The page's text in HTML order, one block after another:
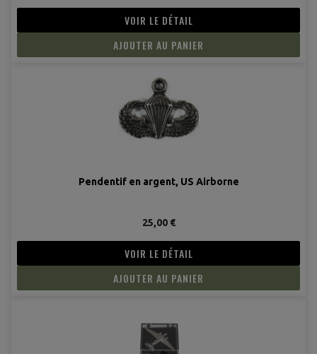
VOIR LE DÉTAIL
AJOUTER AU PANIER
Pendentif en argent, US Airborne
25,00 €
VOIR LE DÉTAIL
AJOUTER AU PANIER